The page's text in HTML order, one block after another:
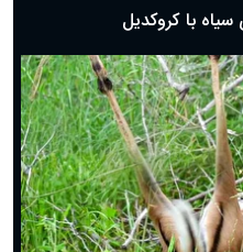
سیاه با کروکدیل